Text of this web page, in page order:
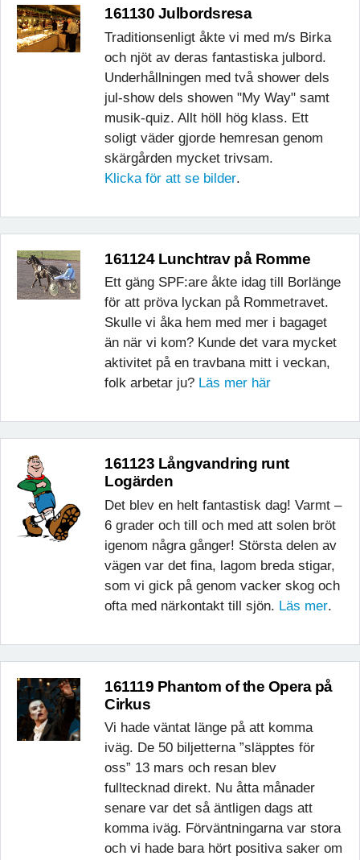
161130 Julbordsresa
Traditionsenligt åkte vi med m/s Birka
och njöt av deras fantastiska julbord.
Underhållningen med två shower dels
jul-show dels showen "My Way" samt
musik-quiz. Allt höll hög klass. Ett
soligt väder gjorde hemresan genom
skärgården mycket trivsam.
Klicka för att se bilder.
161124 Lunchtrav på Romme
Ett gäng SPF:are åkte idag till Borlänge
för att pröva lyckan på Rommetravet.
Skulle vi åka hem med mer i bagaget
än när vi kom? Kunde det vara mycket
aktivitet på en travbana mitt i veckan,
folk arbetar ju? Läs mer här
161123 Långvandring runt
Logärden
Det blev en helt fantastisk dag! Varmt –
6 grader och till och med att solen bröt
igenom några gånger! Största delen av
vägen var det fina, lagom breda stigar,
som vi gick på genom vacker skog och
ofta med närkontakt till sjön. Läs mer.
161119 Phantom of the Opera på
Cirkus
Vi hade väntat länge på att komma
iväg. De 50 biljetterna ”släpptes för
oss” 13 mars och resan blev
fulltecknad direkt. Nu åtta månader
senare var det så äntligen dags att
komma iväg. Förväntningarna var stora
och vi hade bara hört positiva saker om